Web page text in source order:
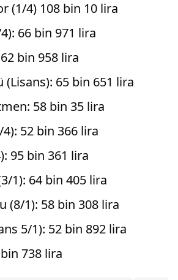
(1/4) 108 bin 10 lira
66 bin 971 lira
bin 958 lira
(Lisans): 65 bin 651 lira
58 bin 35 lira
52 bin 366 lira
95 bin 361 lira
1): 64 bin 405 lira
(8/1): 58 bin 308 lira
5/1): 52 bin 892 lira
738 lira